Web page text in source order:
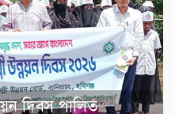
দিবস পালিত